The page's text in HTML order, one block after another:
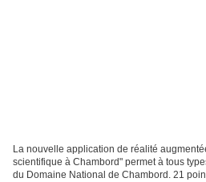
La nouvelle application de réalité
scientifique à Chambord" permet à tous
du Domaine National de Chambord. 21